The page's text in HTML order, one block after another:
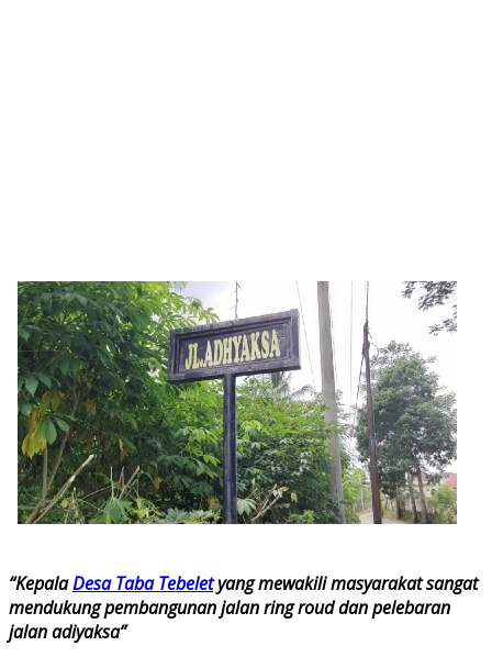
“KepalaDesa Taba Tebeletyang mewakili masyarakat sangat
mendukung pembangunan jalan ring roud dan pelebaran
jalan adiyaksa”